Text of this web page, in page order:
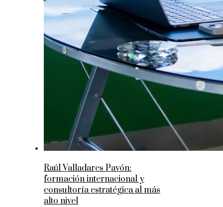
Raúl Valladares Pavón:
formación internacional y
consultoría estratégica al más
alto nivel